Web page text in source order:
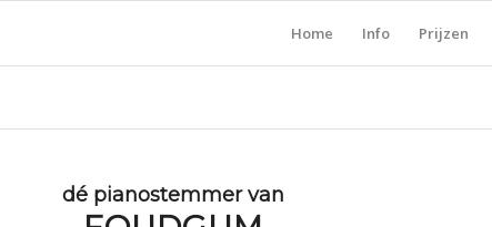
Home Info Prijzen
dé pianostemmer van